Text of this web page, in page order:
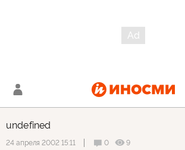
undefined
24 апреля 2002 15:11 0
9